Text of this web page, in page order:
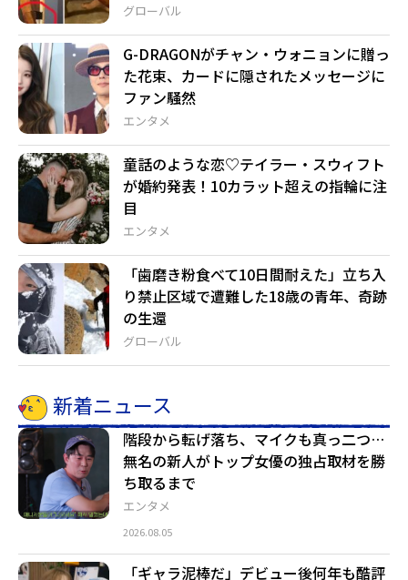
グローバル
エンタメ
G-DRAGONがチャン・ウォニョンに贈っ
た花束、カードに隠されたメッセージに
ファン騒然
エンタメ
童話のような恋♡テイラー・スウィフト
が婚約発表！10カラット超えの指輪に注
目
グローバル
「歯磨き粉食べて10日間耐えた」立ち入
り禁止区域で遭難した18歳の青年、奇跡
の生還
新着ニュース
エンタメ
階段から転げ落ち、マイクも真っ二つ…
無名の新人がトップ女優の独占取材を勝
ち取るまで
2026.08.05
「ギャラ泥棒だ」デビュー後何年も酷評